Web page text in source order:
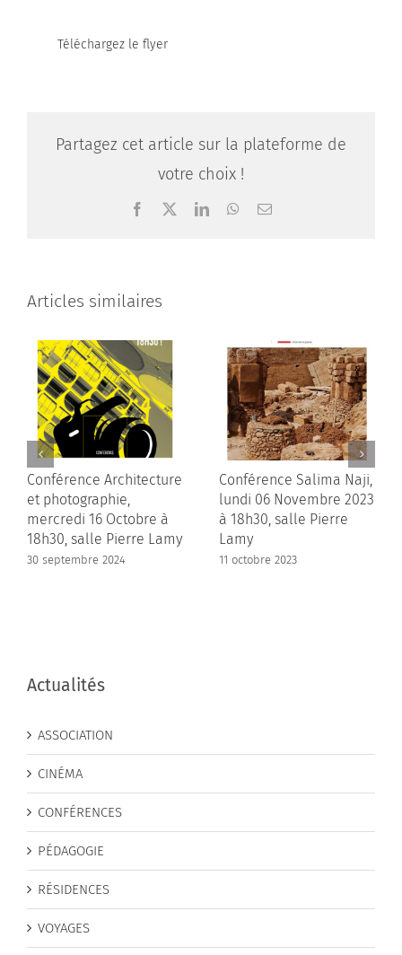
Téléchargez le flyer
Partagez cet article sur la plateforme de
votre choix !
Facebook LinkedInWhatsApp
Email
Articles similaires
Conférence Architecture
et photographie,
mercredi 16 Octobre à
18h30, salle Pierre Lamy
30 septembre 2024
Conférence Salima Naji,
lundi 06 Novembre 2023
à 18h30, salle Pierre
Lamy
11 octobre 2023
Actualités
ASSOCIATION
CINÉMA
CONFÉRENCES
PÉDAGOGIE
RÉSIDENCES
VOYAGES